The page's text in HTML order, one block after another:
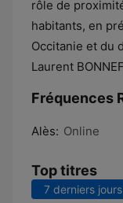
rôle de
habitants, en
Occitanie et du
Laurent
Fréquences
Alès: Online
Top titres
7 derniers jours